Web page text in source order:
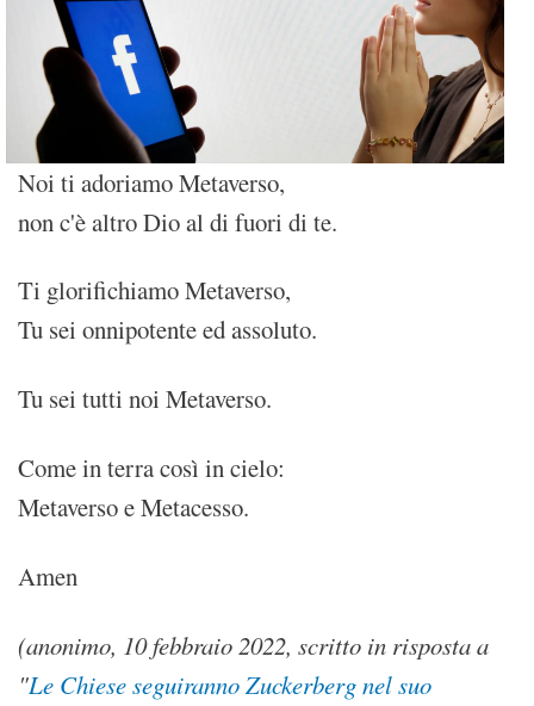
Noi ti adoriamo Metaverso,
non c'è altro Dio al di fuori di te.
Ti glorifichiamo Metaverso,
Tu sei onnipotente ed assoluto.
Tu sei tutti noi Metaverso.
Come in terra così in cielo:
Metaverso e Metacesso.
Amen
(anonimo, 10 febbraio 2022, scritto in risposta a
"Le Chiese seguiranno Zuckerberg nel suo